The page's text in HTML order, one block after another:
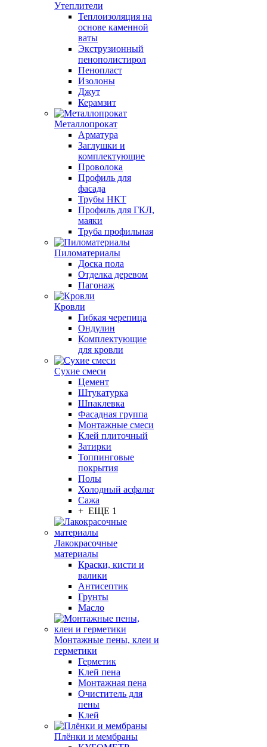
Утеплители
Теплоизоляция на
основе каменной
ваты
Экструзионный
пенополистирол
Пенопласт
Изолоны
Джут
Керамзит
Металлопрокат
Арматура
Заглушки и
комплектующие
Проволока
Профиль для
фасада
Трубы НКТ
Профиль для ГКЛ,
маяки
Труба профильная
Пиломатериалы
Доска пола
Отделка деревом
Пагонаж
Кровли
Гибкая черепица
Ондулин
Комплектующие
для кровли
Сухие смеси
Цемент
Штукатурка
Шпаклевка
Фасадная группа
Монтажные смеси
Клей плиточный
Затирки
Топпинговые
покрытия
Полы
Холодный асфальт
Сажа
+ ЕЩЕ 1
Лакокрасочные
материалы
Краски, кисти и
валики
Антисептик
Грунты
Масло
Монтажные пены, клеи и
герметики
Герметик
Клей пена
Монтажная пена
Очиститель для
пены
Клей
Плёнки и мембраны